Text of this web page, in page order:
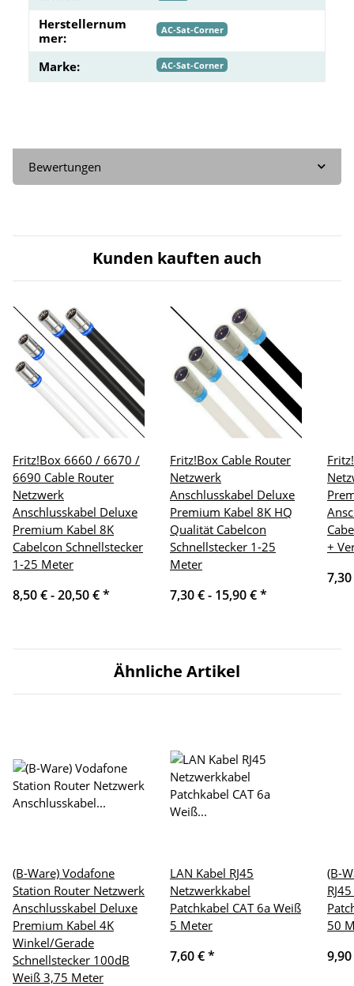
Herstellernum
mer:
AC-Sat-Corner
Marke: AC-Sat-Corner
Bewertungen
Kunden kauften auch
Fritz!Box 6660 / 6670 /
6690 Cable Router
Netzwerk
Anschlusskabel Deluxe
Premium Kabel 8K
Cabelcon Schnellstecker
1-25 Meter
8,50 € -20,50 €*
Fritz!Box Cable Router
Netzwerk
Anschlusskabel Deluxe
Premium Kabel 8K HQ
Qualität Cabelcon
Schnellstecker 1-25
Meter
7,30 € - 15,90 €*
+
Ähnliche Artikel
(B-Ware) Vodafone
Station Router Netzwerk
Anschlusskabel Deluxe
Premium Kabel 4K
Winkel/Gerade
Schnellstecker 100dB
Weiß 3,75 Meter
LAN Kabel RJ45
Netzwerkkabel
Patchkabel CAT 6a Weiß
5 Meter
7,60 €*
(B-
50